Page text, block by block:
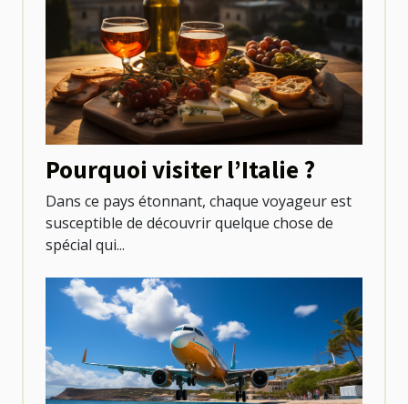
Pourquoi visiter l’Italie ?
Dans ce pays étonnant, chaque voyageur est
susceptible de découvrir quelque chose de
spécial qui...